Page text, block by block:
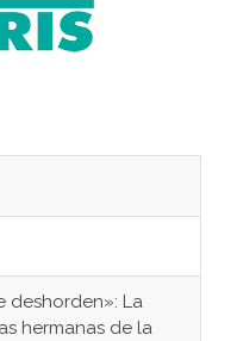
deshorden»: La
hermanas de la